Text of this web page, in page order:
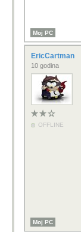
Moj PC
EricCartman
10 godina
OFFLINE
Moj PC